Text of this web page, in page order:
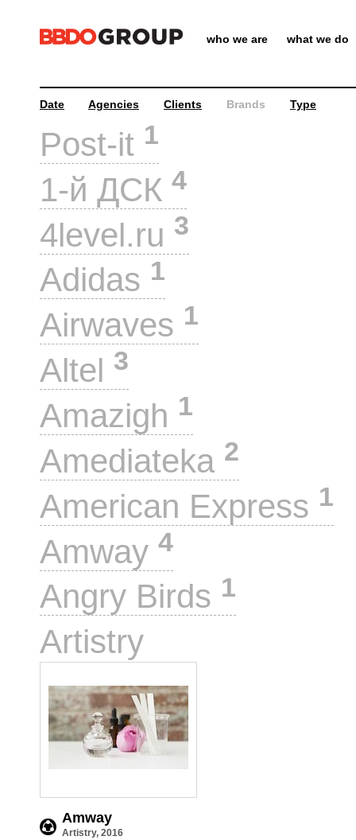
who we are what we do
Date Agencies Clients Brands Type
Post-it 1
1-й ДСК 4
4level.ru 3
Adidas 1
Airwaves 1
Altel 3
Amazigh 1
Amediateka 2
American Express 1
Amway 4
Angry Birds 1
Artistry
Amway
Artistry, 2016